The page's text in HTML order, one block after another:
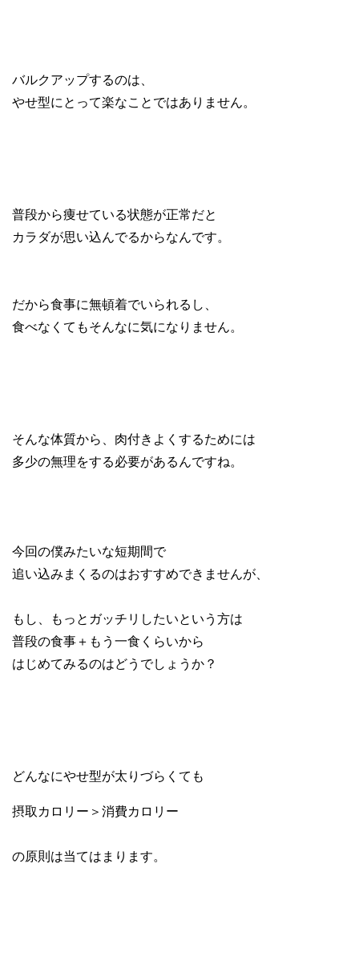
バルクアップするのは、
やせ型にとって楽なことではありません。
普段から痩せている状態が正常だと
カラダが思い込んでるからなんです。
だから食事に無頓着でいられるし、
食べなくてもそんなに気になりません。
そんな体質から、肉付きよくするためには
多少の無理をする必要があるんですね。
今回の僕みたいな短期間で
追い込みまくるのはおすすめできませんが、
もし、もっとガッチリしたいという方は
普段の食事＋もう一食くらいから
はじめてみるのはどうでしょうか？
どんなにやせ型が太りづらくても
摂取カロリー＞消費カロリー
の原則は当てはまります。